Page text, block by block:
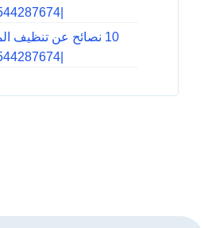
10 نصائح عن تنظيف